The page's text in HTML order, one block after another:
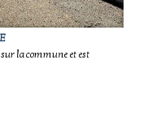
la commune et est